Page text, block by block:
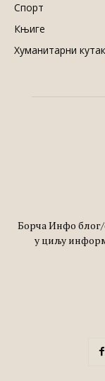
Спорт
Књиге
Хуманитарни кутак
Борча Инфо блог/
у циљу